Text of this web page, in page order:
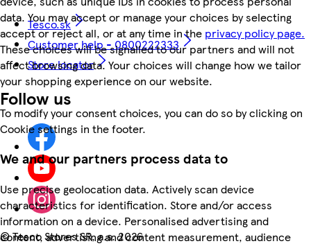
data. You may accept or manage your choices by selecting
accept or reject all, or at any time in the privacy policy page.
These choices will be signalled to our partners and will not
affect browsing data. Your choices will change how we tailor
your shopping experience on our website.
To modify your consent choices, you can do so by clicking on
Cookie settings in the footer.
We and our partners process data to
Use precise geolocation data. Actively scan device
characteristics for identification. Store and/or access
information on a device. Personalised advertising and
content, advertising and content measurement, audience
Tesco.sk
Customer help - 0800222333
Store locator
Follow us
©Tesco Stores SR, a.s. 2026